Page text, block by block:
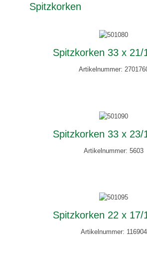
Spitzkorken
Spitzkorken 33 x 21/
Artikelnummer:
Spitzkorken 33 x 23/
Artikelnummer: 5603
Spitzkorken 22 x 17/
Artikelnummer: 116904